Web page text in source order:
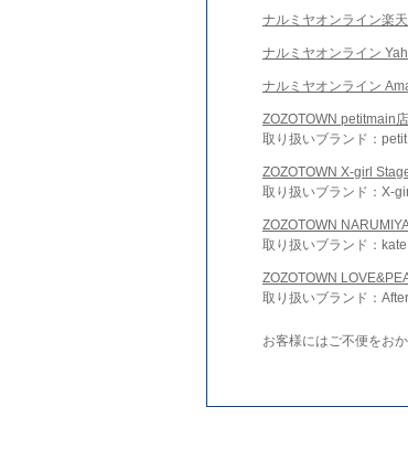
ナルミヤオンライン楽
ナルミヤオンライン
ナルミヤオンライン
ZOZOTOWN petitmain店
取り扱いブランド：
ZOZOTOWN X-girl
取り扱いブランド：X-
ZOZOTOWN
取り扱いブランド：
ZOZOTOWN
取り扱いブランド：
お客様にはご不便をお